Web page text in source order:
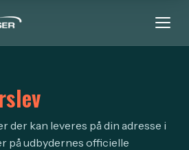
der kan leveres på din adresse i
på udbydernes officielle